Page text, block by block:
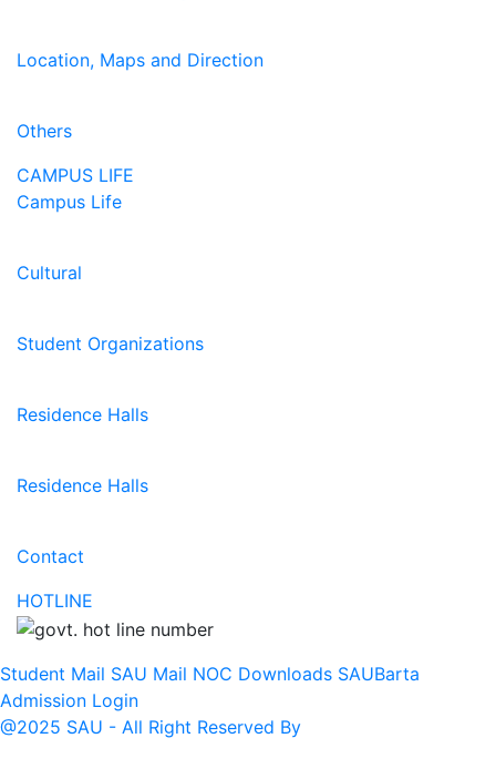
Location, Maps and Direction
Others
CAMPUS LIFE
Campus Life
Cultural
Student Organizations
Residence Halls
Residence Halls
Contact
HOTLINE
Student Mail SAU Mail NOC Downloads SAUBarta
Admission Login
@2025 SAU - All Right Reserved By